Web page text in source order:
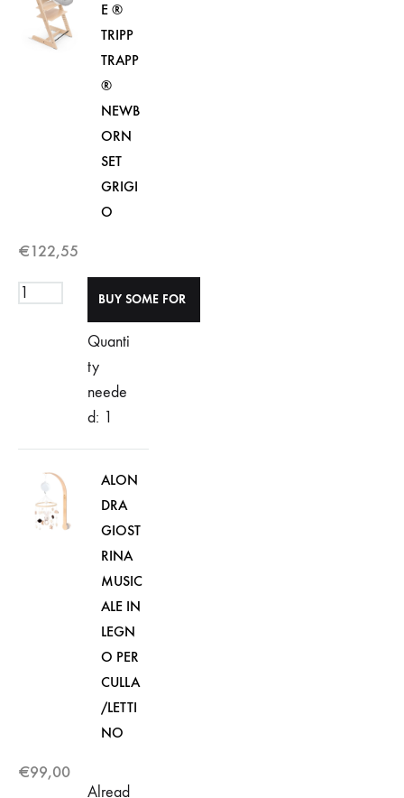
E ®
TRIPP
TRAPP
®
NEWB
ORN
SET
GRIGI
O
€122,55
Quanti
ty
neede
d: 1
ALON
DRA
GIOST
RINA
MUSIC
ALE IN
LEGN
O PER
CULLA
/LETTI
NO
€99,00
Alread